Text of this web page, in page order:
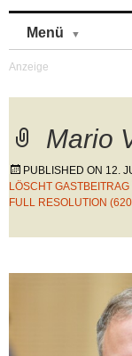
Menü
Mario
PUBLISHED ON 12.
LÖSCHT
FULL RESOLUTION